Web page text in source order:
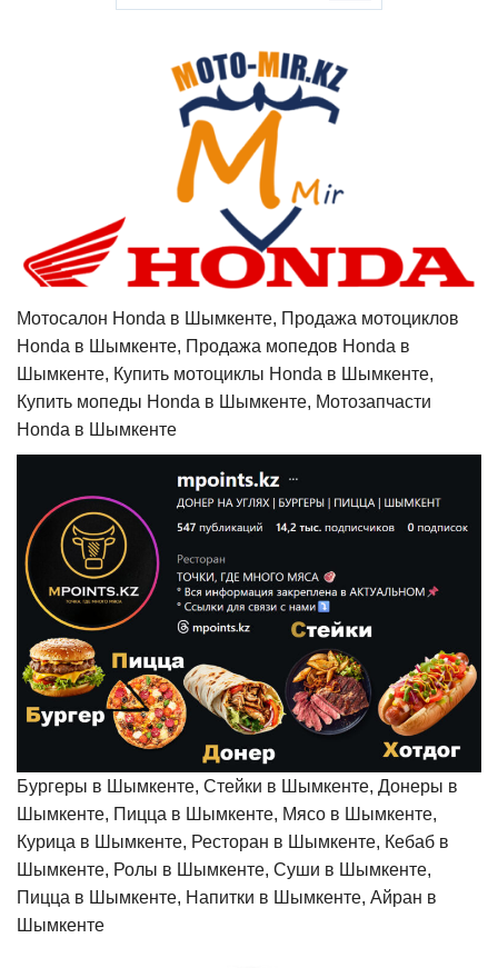
Мотосалон Honda в Шымкенте, Продажа мотоциклов
Honda в Шымкенте, Продажа мопедов Honda в
Шымкенте, Купить мотоциклы Honda в Шымкенте,
Купить мопеды Honda в Шымкенте, Мотозапчасти
Honda в Шымкенте
Бургеры в Шымкенте, Стейки в Шымкенте, Донеры в
Шымкенте, Пицца в Шымкенте, Мясо в Шымкенте,
Курица в Шымкенте, Ресторан в Шымкенте, Кебаб в
Шымкенте, Ролы в Шымкенте, Суши в Шымкенте,
Пицца в Шымкенте, Напитки в Шымкенте, Айран в
Шымкенте